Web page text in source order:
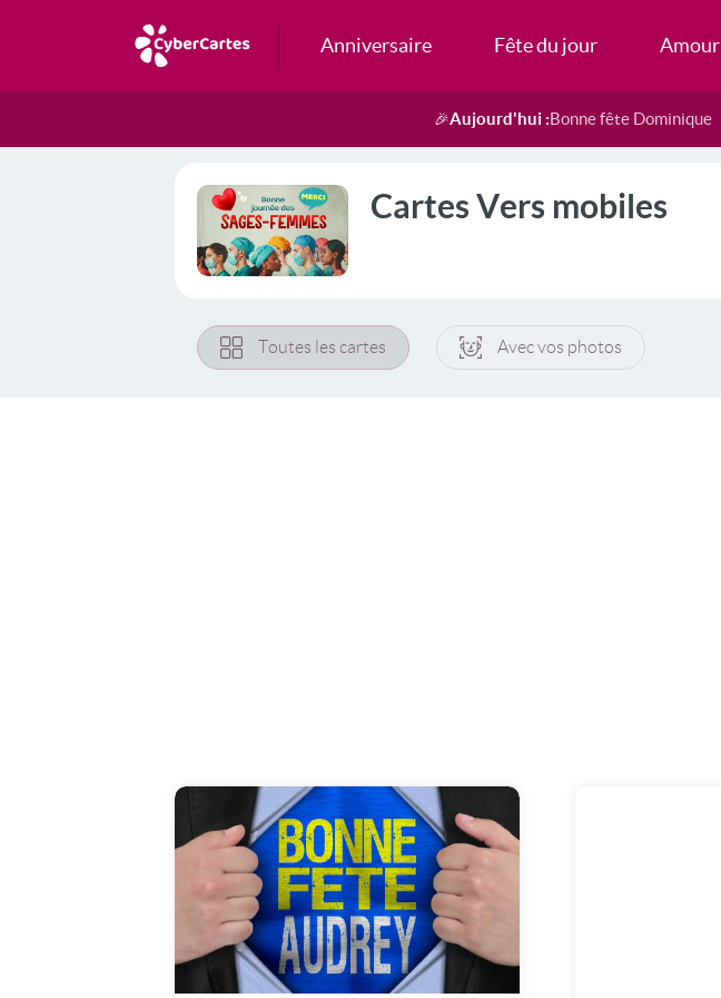
Anniversaire Fête du jour Amour
🎉Aujourd'hui :Bonne fête Dominique
Cartes Vers mobiles
Toutes les cartes Avec vos photos